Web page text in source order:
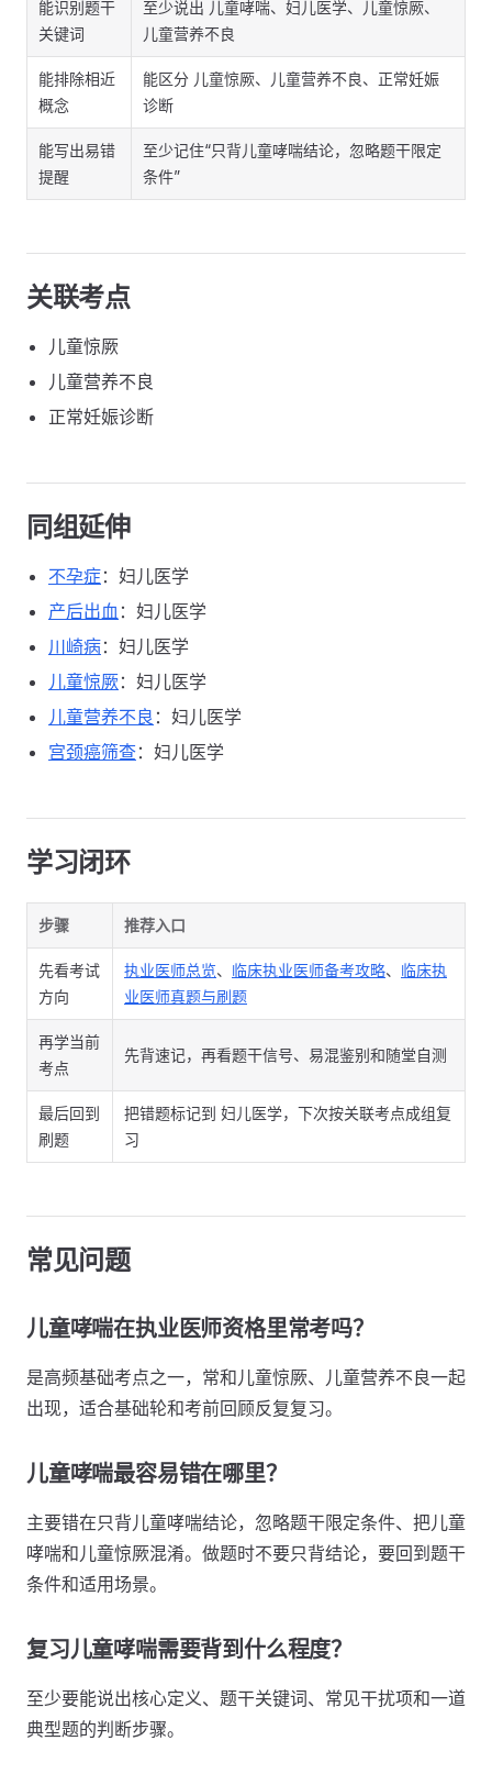
能识别题干
关键词
至少说出 儿童哮喘、妇儿医学、儿童惊厥、
儿童营养不良
能排除相近
概念
能区分 儿童惊厥、儿童营养不良、正常妊娠
诊断
能写出易错
提醒
至少记住“只背儿童哮喘结论，忽略题干限定
条件”
关联考点
儿童惊厥
儿童营养不良
正常妊娠诊断
同组延伸
不孕症：妇儿医学
产后出血 ：妇儿医学
川崎病：妇儿医学
儿童惊厥：妇儿医学
儿童营养不良 ：妇儿医学
宫颈癌筛查：妇儿医学
学习闭环
步骤 推荐入口
先看考试
方向
执业医师总览、 临床执业医师备考攻略、 临床执
业医师真题与刷题
再学当前
考点
先背速记，再看题干信号、易混鉴别和随堂自测
最后回到
刷题
把错题标记到 妇儿医学，下次按关联考点成组复
习
常见问题
儿童哮喘在执业医师资格里常考吗？
是高频基础考点之一，常和儿童惊厥、儿童营养不良一起
出现，适合基础轮和考前回顾反复复习。
儿童哮喘最容易错在哪里？
主要错在只背儿童哮喘结论，忽略题干限定条件、把儿童
哮喘和儿童惊厥混淆。做题时不要只背结论，要回到题干
条件和适用场景。
复习儿童哮喘需要背到什么程度？
至少要能说出核心定义、题干关键词、常见干扰项和一道
典型题的判断步骤。